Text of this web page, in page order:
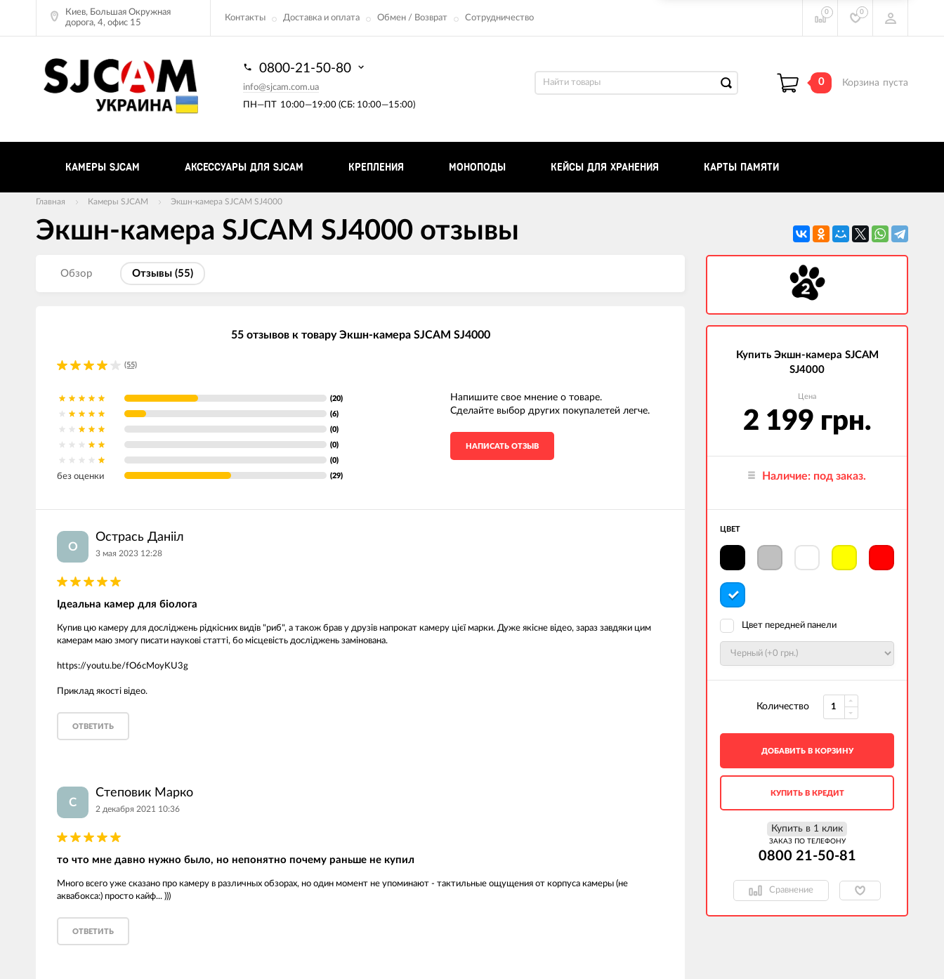
Киев, Большая Окружная
дорога, 4, офис 15
Контакты Доставка и оплата Обмен / Возврат Сотрудничество
0 0
ПН—ПТ 10:00—19:00 (СБ: 10:00—15:00)
0800-21-50-80
info@sjcam.com.ua
0 Корзина пуста
КАМЕРЫ SJCAM АКСЕССУАРЫ ДЛЯ SJCAM КРЕПЛЕНИЯ МОНОПОДЫ КЕЙСЫ ДЛЯ ХРАНЕНИЯ КАРТЫ ПАМЯТИ
Главная Камеры SJCAM Экшн-камера SJCAM SJ4000
Экшн-камера SJCAM SJ4000 отзывы
Обзор Отзывы (55)
55 отзывов к товару Экшн-камера SJCAM SJ4000
(55)
(20)
(6)
(0)
(0)
(0)
без оценки (29)
Напишите свое мнение о товаре.
Сделайте выбор других покупалетей легче.
НАПИСАТЬ ОТЗЫВ
О
Острась Данііл
3 мая 2023 12:28
Ідеальна камер для біолога
Купив цю камеру для досліджень рідкісних видів "риб", а також брав у друзів напрокат камеру цієї марки. Дуже якісне відео, зараз завдяки цим
камерам маю змогу писати наукові статті, бо місцевість досліджень замінована.
https://youtu.be/fO6cMoyKU3g
Приклад якості відео.
ОТВЕТИТЬ
С
Степовик Марко
2 декабря 2021 10:36
то что мне давно нужно было, но непонятно почему раньше не купил
Много всего уже сказано про камеру в различных обзорах, но один момент не упоминают - тактильные ощущения от корпуса камеры (не
аквабокса:) просто кайф... )))
ОТВЕТИТЬ
Купить Экшн-камера SJCAM
SJ4000
Цена
2 199 грн.
Наличие: под заказ.
ЦВЕТ
Цвет передней панели
Количество
ДОБАВИТЬ В КОРЗИНУ
КУПИТЬ В КРЕДИТ
Купить в 1 клик
ЗАКАЗ ПО ТЕЛЕФОНУ
0800 21-50-81
Сравнение